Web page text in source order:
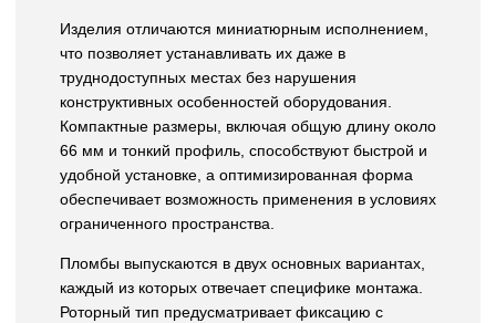
Изделия отличаются миниатюрным исполнением,
что позволяет устанавливать их даже в
труднодоступных местах без нарушения
конструктивных особенностей оборудования.
Компактные размеры, включая общую длину около
66 мм и тонкий профиль, способствуют быстрой и
удобной установке, а оптимизированная форма
обеспечивает возможность применения в условиях
ограниченного пространства.
Пломбы выпускаются в двух основных вариантах,
каждый из которых отвечает специфике монтажа.
Роторный тип предусматривает фиксацию с